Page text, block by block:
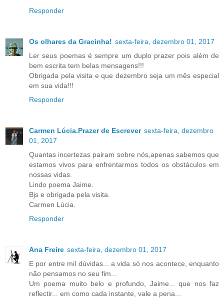
Responder
Os olhares da Gracinha! sexta-feira, dezembro 01, 2017
Ler seus poemas é sempre um duplo prazer pois além de
bem escrita tem belas mensagens!!!
Obrigada pela visita e que dezembro seja um mês especial
em sua vida!!!
Responder
Carmen Lúcia.Prazer de Escrever sexta-feira, dezembro
01, 2017
Quantas incertezas pairam sobre nós,apenas sabemos que
estamos vivos para enfrentarmos todos os obstáculos em
nossas vidas.
Lindo poema Jaime.
Bjs e obrigada pela visita.
Carmen Lúcia.
Responder
Ana Freire sexta-feira, dezembro 01, 2017
E por entre mil dúvidas... a vida só nos acontece, enquanto
não pensamos no seu fim...
Um poema muito belo e profundo, Jaime... que nos faz
reflectir... em como cada instante, vale a pena...